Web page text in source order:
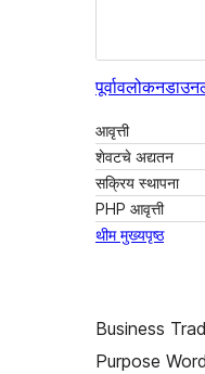
पूर्वावलोकन
आवृत्ती
शेवटचे अद्यतन
सक्रिय स्थापना
PHP आवृत्ती
थीम मुख्यपृष्ठ
Business
Purpose